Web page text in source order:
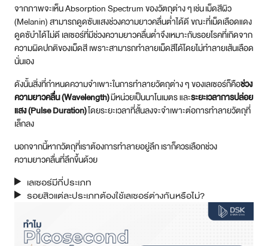
จากภาพจะเห็น Absorption Spectrum ของวัตถุต่าง ๆ เช่น เม็ดสีผิว
(Melanin) สามารถดูดซับแสงช่วงความยาวคลื่นต่ำได้ดี ขณะที่เม็ดเลือดแดง
ดูดซับำได้ไม่ดี เลเซอร์ที่มีช่วงความยาวคลื่นต่ำจึงเหมาะกับรอยโรคที่เกิดจาก
ความผิดปกติของเม็ดสี เพราะสามารถทำลายเม็ดสีได้โดยไม่ทำลายเส้นเลือด
นั่นเอง
ดังนั้นสิ่งที่กำหนดความจำเพาะในการทำลายวัตถุต่าง ๆ ของเลเซอร์ก็คือช่วง
ความยาวคลื่น (Wavelength)มีหน่วยเป็นนาโนเมตร และระยะเวลาการปล่อย
แสง (Pulse Duration)โดยระยะเวลาที่สั้นลงจะจำเพาะต่อการทำลายวัตถุที่
เล็กลง
นอกจากนี้หากวัตถุที่เราต้องการทำลายอยู่ลึก เราก็ควรเลือกช่วง
ความยาวคลื่นที่ลึกขึ้นด้วย
เลเซอร์มีกี่ประเภท
รอยสิวแต่ละประเภทต้องใช้เลเซอร์ต่างกันหรือไม่?